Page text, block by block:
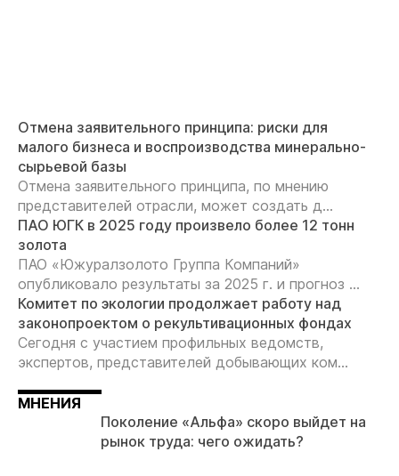
Отмена заявительного принципа: риски для
малого бизнеса и воспроизводства минерально-
сырьевой базы
Отмена заявительного принципа, по мнению
представителей отрасли, может создать д...
ПАО ЮГК в 2025 году произвело более 12 тонн
золота
ПАО «Южуралзолото Группа Компаний»
опубликовало результаты за 2025 г. и прогноз ...
Комитет по экологии продолжает работу над
законопроектом о рекультивационных фондах
Сегодня с участием профильных ведомств,
экспертов, представителей добывающих ком...
МНЕНИЯ
Поколение «Альфа» скоро выйдет на
рынок труда: чего ожидать?